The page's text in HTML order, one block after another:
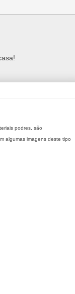
podres, são
algumas imagens deste tipo